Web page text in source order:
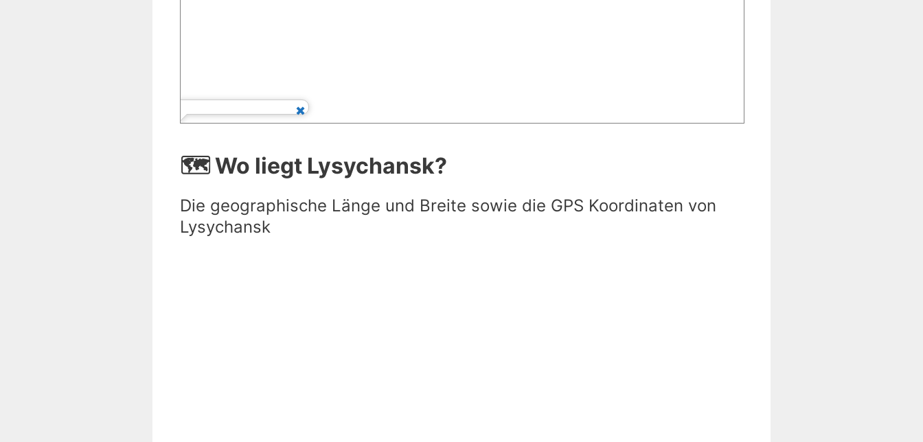
🗺️ Wo liegt Lysychansk?
Die geographische Länge und Breite sowie die GPS Koordinaten von
Lysychansk